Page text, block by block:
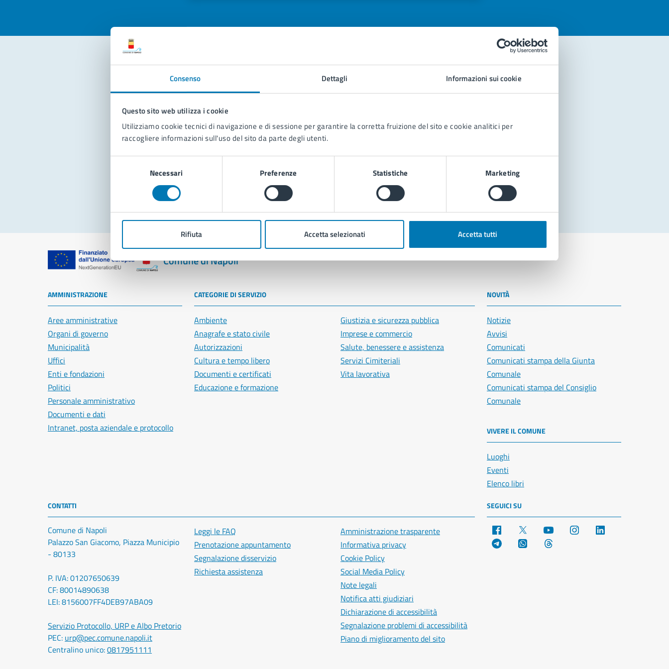
Consenso Dettagli Informazioni sui cookie
Questo sito web utilizza i cookie
Utilizziamo cookie tecnici di navigazione e di sessione per garantire la corretta fruizione del sito e cookie analitici per
raccogliere informazioni sull'uso del sito da parte degli utenti.
Necessari Preferenze Statistiche Marketing
Rifiuta Accetta selezionati Accetta tutti
Richiedi assistenza
Prenota appuntamento
Problemi in città
Segnala disservizio
Comune di Napoli
AMMINISTRAZIONE
Aree amministrative
Organi di governo
Municipalità
Uffici
Enti e fondazioni
Politici
Personale amministrativo
Documenti e dati
Intranet, posta aziendale e protocollo
CATEGORIE DI SERVIZIO
Ambiente
Anagrafe e stato civile
Autorizzazioni
Cultura e tempo libero
Documenti e certificati
Educazione e formazione
Giustizia e sicurezza pubblica
Imprese e commercio
Salute, benessere e assistenza
Servizi Cimiteriali
Vita lavorativa
NOVITÀ
Notizie
Avvisi
Comunicati
Comunicati stampa della Giunta
Comunale
Comunicati stampa del Consiglio
Comunale
VIVERE IL COMUNE
Luoghi
Eventi
Elenco libri
CONTATTI
Comune di Napoli
Palazzo San Giacomo, Piazza Municipio
- 80133
P. IVA: 01207650639
CF: 80014890638
LEI: 8156007FF4DEB97ABA09
Servizio Protocollo, URP e Albo Pretorio
PEC: urp@pec.comune.napoli.it
Centralino unico:0817951111
Leggi le FAQ
Prenotazione appuntamento
Segnalazione disservizio
Richiesta assistenza
Amministrazione trasparente
Informativa privacy
Cookie Policy
Social Media Policy
Note legali
Notifica atti giudiziari
Dichiarazione di accessibilità
Segnalazione problemi di accessibilità
Piano di miglioramento del sito
SEGUICI SU
Facebook YouTube Instagram
Telegram WhatsApp